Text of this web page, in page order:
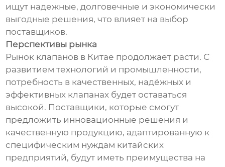
ищут надежные, долговечные и экономически
выгодные решения, что влияет на выбор
поставщиков.
Перспективы рынка
Рынок клапанов в Китае продолжает расти. С
развитием технологий и промышленности,
потребность в качественных, надёжных и
эффективных клапанах будет оставаться
высокой. Поставщики, которые смогут
предложить инновационные решения и
качественную продукцию, адаптированную к
специфическим нуждам китайских
предприятий, будут иметь преимущества на